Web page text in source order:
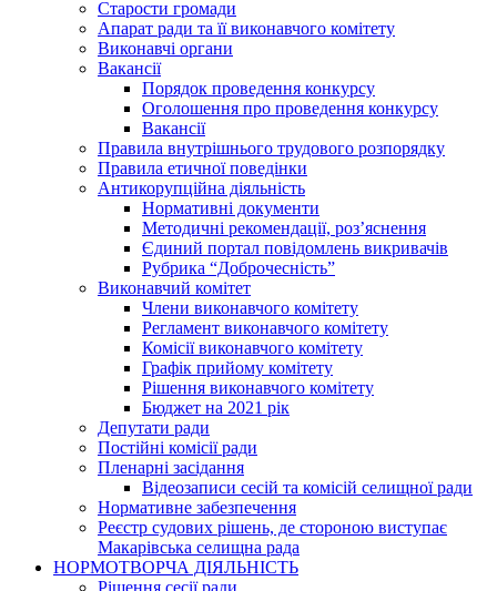
Старости громади
Апарат ради та її виконавчого комітету
Виконавчі органи
Вакансії
Порядок проведення конкурсу
Оголошення про проведення конкурсу
Вакансії
Правила внутрішнього трудового розпорядку
Правила етичної поведінки
Антикорупційна діяльність
Нормативні документи
Методичні рекомендації, роз’яснення
Єдиний портал повідомлень викривачів
Рубрика “Доброчесність”
Виконавчий комітет
Члени виконавчого комітету
Регламент виконавчого комітету
Комісії виконавчого комітету
Графік прийому комітету
Рішення виконавчого комітету
Бюджет на 2021 рік
Депутати ради
Постійні комісії ради
Пленарні засідання
Відеозаписи сесій та комісій селищної ради
Нормативне забезпечення
Реєстр судових рішень, де стороною виступає
Макарівська селищна рада
НОРМОТВОРЧА ДІЯЛЬНІСТЬ
Рішення сесії ради